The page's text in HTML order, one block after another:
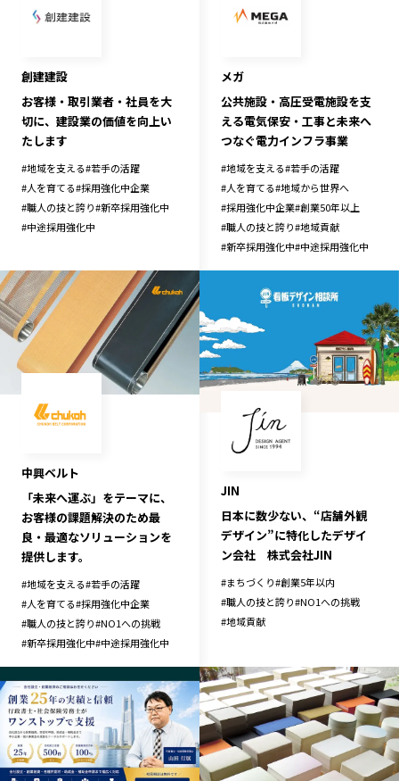
特集コンテンツ
地域を代表する 企業100選
プレスリリース
行政連携記事
MILCプロジェクト
選出企業特別対談
イベント
飲食店
地域豆知識
ニッポンの百選大全集
「人」から探す
記事ライター アンバサダー
お問い合わせ
創建建設
お客様・取引業者・社員を大
切に、建設業の価値を向上い
たします
#地域を支える#若手の活躍
#人を育てる#採用強化中企業
#職人の技と誇り#新卒採用強化中
#中途採用強化中
メガ
公共施設・高圧受電施設を支
える電気保安・工事と未来へ
つなぐ電力インフラ事業
#地域を支える#若手の活躍
#人を育てる#地域から世界へ
#採用強化中企業#創業50年以上
#職人の技と誇り#地域貢献
#新卒採用強化中#中途採用強化中
中興ベルト
「未来へ運ぶ」をテーマに、
お客様の課題解決のため最
良・最適なソリューションを
提供します。
#地域を支える#若手の活躍
#人を育てる#採用強化中企業
#職人の技と誇り#NO1への挑戦
#新卒採用強化中#中途採用強化中
JIN
日本に数少ない、“店舗外観
デザイン”に特化したデザイ
ン会社 株式会社JIN
#まちづくり#創業5年以内
#職人の技と誇り#NO1への挑戦
#地域貢献